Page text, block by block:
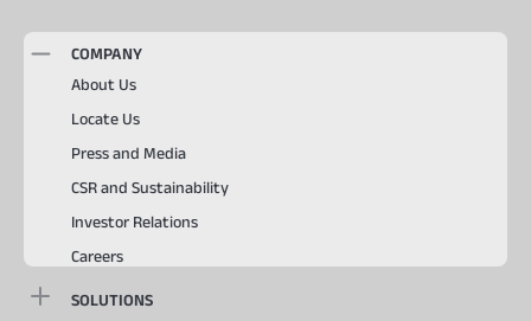
COMPANY
About Us
Locate Us
Press and Media
CSR and Sustainability
Investor Relations
Careers
SOLUTIONS